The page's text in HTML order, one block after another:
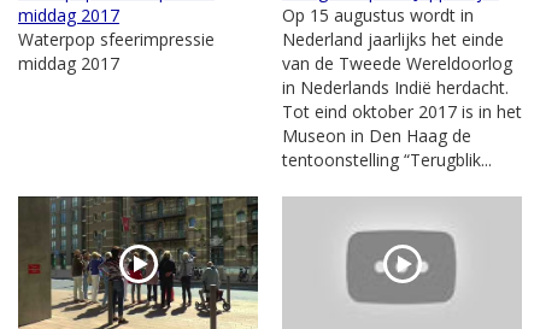
middag 2017
Waterpop sfeerimpressie
middag 2017
Op 15 augustus wordt in
Nederland jaarlijks het einde
van de Tweede Wereldoorlog
in Nederlands Indië herdacht.
Tot eind oktober 2017 is in het
Museon in Den Haag de
tentoonstelling “Terugblik...